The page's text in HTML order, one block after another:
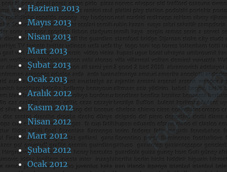
Haziran 2013
Mayıs 2013
Nisan 2013
Mart 2013
Şubat 2013
Ocak 2013
Aralık 2012
Kasım 2012
Nisan 2012
Mart 2012
Şubat 2012
Ocak 2012